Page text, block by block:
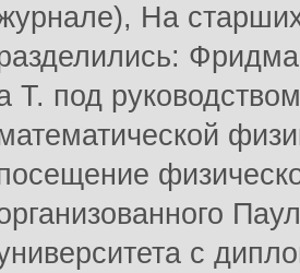
На
Т. под
с